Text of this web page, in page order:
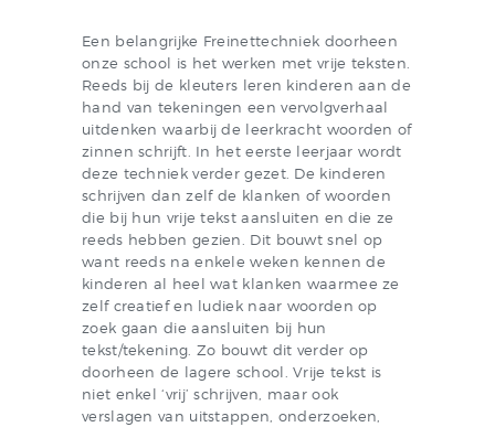
Een belangrijke Freinettechniek doorheen
onze school is het werken met vrije teksten.
Reeds bij de kleuters leren kinderen aan de
hand van tekeningen een vervolgverhaal
uitdenken waarbij de leerkracht woorden of
zinnen schrijft. In het eerste leerjaar wordt
deze techniek verder gezet. De kinderen
schrijven dan zelf de klanken of woorden
die bij hun vrije tekst aansluiten en die ze
reeds hebben gezien. Dit bouwt snel op
want reeds na enkele weken kennen de
kinderen al heel wat klanken waarmee ze
zelf creatief en ludiek naar woorden op
zoek gaan die aansluiten bij hun
tekst/tekening. Zo bouwt dit verder op
doorheen de lagere school. Vrije tekst is
niet enkel ‘vrij’ schrijven, maar ook
verslagen van uitstappen, onderzoeken,